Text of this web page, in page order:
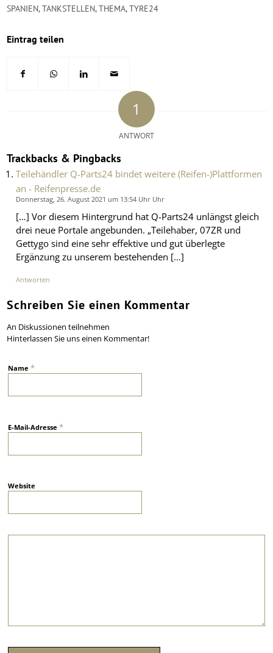
SPANIEN,TANKSTELLEN,THEMA,TYRE24
Eintrag teilen
1
ANTWORT
Trackbacks & Pingbacks
Teilehändler Q-Parts24 bindet weitere (Reifen-)Plattformen
an - Reifenpresse.de
Donnerstag, 26. August 2021 um 13:54 Uhr Uhr
[…] Vor diesem Hintergrund hat Q-Parts24 unlängst gleich
drei neue Portale angebunden. „Teilehaber, 07ZR und
Gettygo sind eine sehr effektive und gut überlegte
Ergänzung zu unserem bestehenden […]
Antworten
Schreiben Sie einen Kommentar
An Diskussionen teilnehmen
Hinterlassen Sie uns einen Kommentar!
Name*
E-Mail-Adresse*
Website